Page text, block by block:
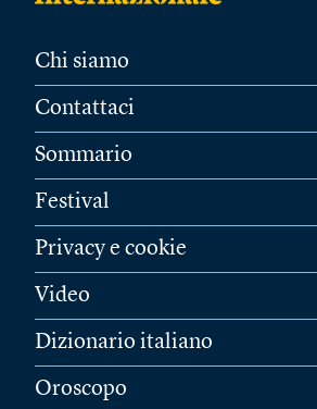
Chi siamo
Contattaci
Sommario
Festival
Privacy e cookie
Video
Dizionario italiano
Oroscopo